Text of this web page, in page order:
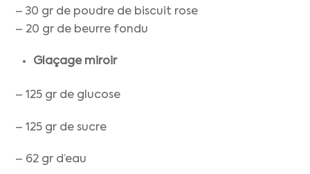
– 30 gr de poudre de biscuit rose
– 20 gr de beurre fondu
Glaçage miroir
– 125 gr de glucose
– 125 gr de sucre
– 62 gr d’eau